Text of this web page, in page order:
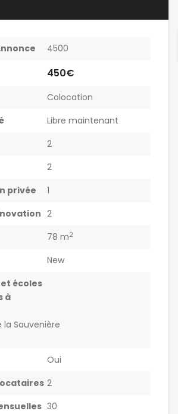
4500
450€
Colocation
Libre maintenant
2
2
privée
1
2
78 m2
New
écoles
à
la Sauvenière
Oui
2
30